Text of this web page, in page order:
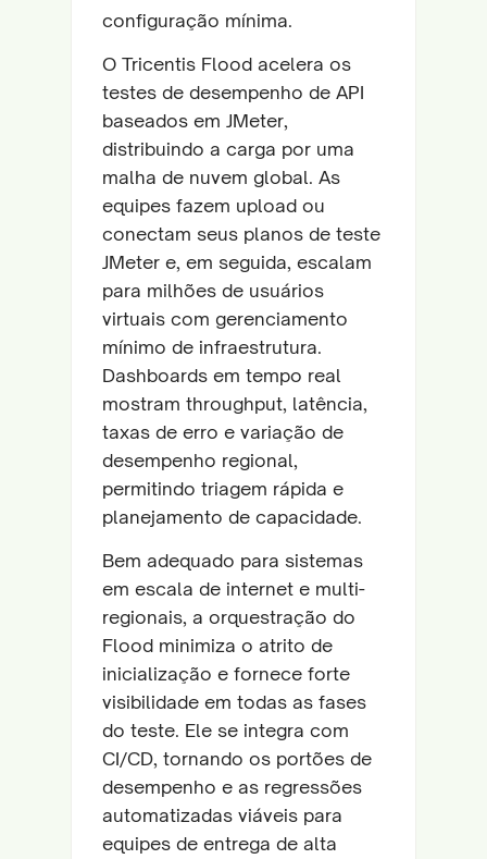
configuração mínima.
O Tricentis Flood acelera os
testes de desempenho de API
baseados em JMeter,
distribuindo a carga por uma
malha de nuvem global. As
equipes fazem upload ou
conectam seus planos de teste
JMeter e, em seguida, escalam
para milhões de usuários
virtuais com gerenciamento
mínimo de infraestrutura.
Dashboards em tempo real
mostram throughput, latência,
taxas de erro e variação de
desempenho regional,
permitindo triagem rápida e
planejamento de capacidade.
Bem adequado para sistemas
em escala de internet e multi-
regionais, a orquestração do
Flood minimiza o atrito de
inicialização e fornece forte
visibilidade em todas as fases
do teste. Ele se integra com
CI/CD, tornando os portões de
desempenho e as regressões
automatizadas viáveis para
equipes de entrega de alta